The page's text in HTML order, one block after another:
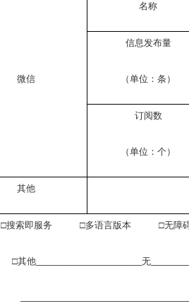
微信
名称
信息发布量
（单位：条）
订阅数
（单位：个）
其他
□搜索即服务 □多语言版本 □无障
□其他_________________________无